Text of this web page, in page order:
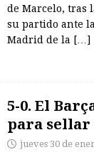
de Marcelo, tras
su partido ante
Madrid de la […]
5-0. El
para sellar
jueves 30 de